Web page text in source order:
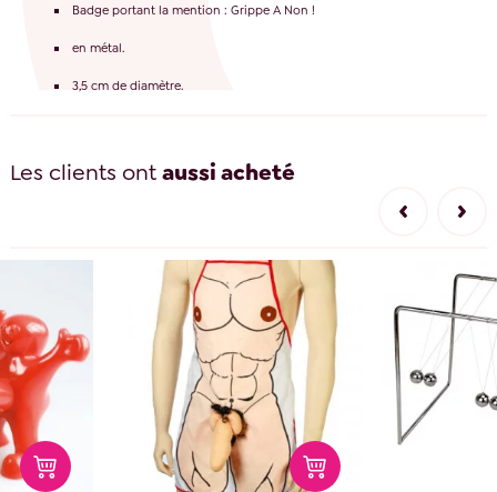
Badge portant la mention : Grippe A Non !
en métal.
3,5 cm de diamètre.
Les clients ontaussi acheté